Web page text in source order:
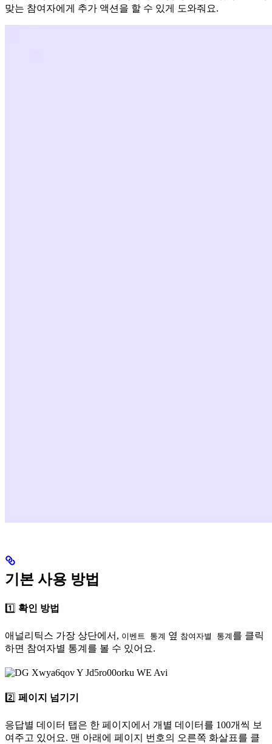
맞는 참여자에게 추가 액션을 할 수 있게 도와줘요.
기본 사용 방법
1️⃣ 확인 방법
애널리틱스 가장 상단에서, 이벤트 통계 옆 참여자별 통계 를 클릭
하면 참여자별 통계를 볼 수 있어요.
2️⃣ 페이지 넘기기
응답별 데이터 탭은 한 페이지에서 개별 데이터를 100개씩 보
여주고 있어요. 맨 아래에 페이지 번호의 오른쪽 화살표를 클